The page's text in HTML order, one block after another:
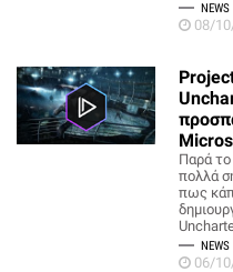
NEWS
08/
Παρά το
πολλά
πως
NEWS
06/